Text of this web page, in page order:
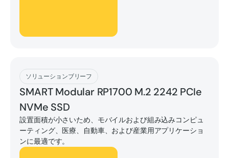
ソリューションブリーフ
SMART Modular RP1700 M.2 2242 PCIe
NVMe SSD
設置面積が小さいため、モバイルおよび組み込みコンピュ
ーティング、医療、自動車、および産業用アプリケーショ
ンに最適です。
[ダウンロード]
[ダウンロード]